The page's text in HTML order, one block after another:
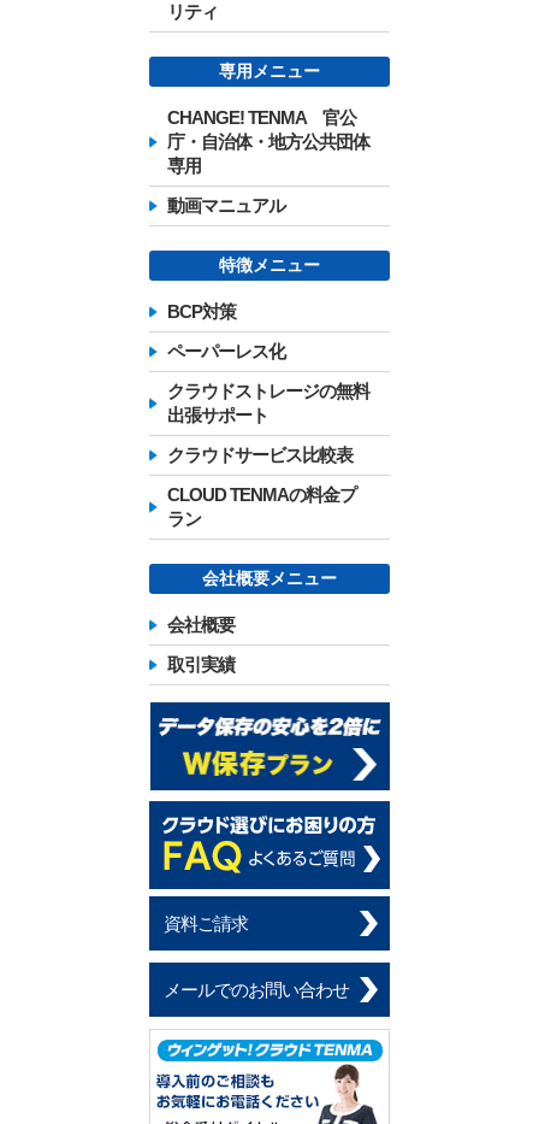
リティ
専用メニュー
CHANGE! TENMA 官公
庁・自治体・地方公共団体
専用
動画マニュアル
特徴メニュー
BCP対策
ペーパーレス化
クラウドストレージの無料
出張サポート
クラウドサービス比較表
CLOUD TENMAの料金プ
ラン
会社概要メニュー
会社概要
取引実績
資料ご請求
メールでのお問い合わせ